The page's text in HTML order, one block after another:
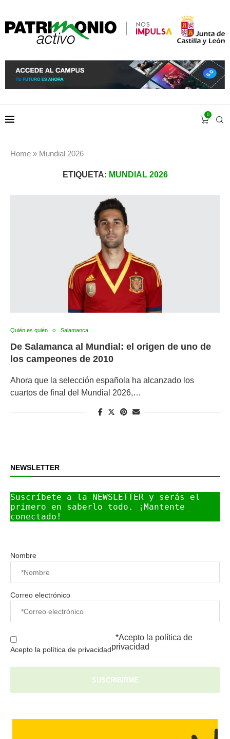
0
Home » Mundial 2026
ETIQUETA: MUNDIAL 2026
Quién es quién Salamanca
De Salamanca al Mundial: el origen de uno de
los campeones de 2010
Ahora que la selección española ha alcanzado los
cuartos de final del Mundial 2026,…
NEWSLETTER
Suscríbete a la NEWSLETTER y serás el
primero en saberlo todo. ¡Mantente
conectado!
Nombre
Correo electrónico
Acepto la política de privacidad
*Acepto la política de
privacidad